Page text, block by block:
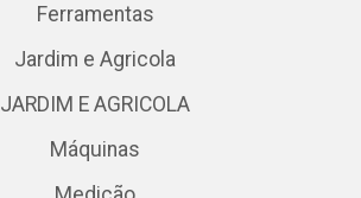
Ferramentas
Jardim e Agricola
JARDIM E AGRICOLA
Máquinas